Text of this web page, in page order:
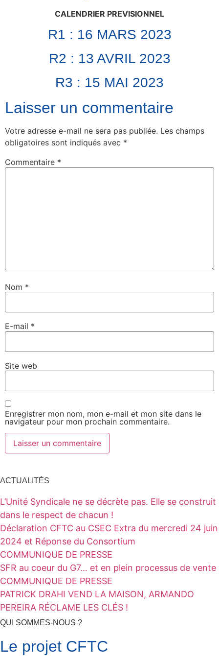
CALENDRIER PREVISIONNEL
R1 : 16 MARS 2023
R2 : 13 AVRIL 2023
R3 : 15 MAI 2023
Laisser un commentaire
Votre adresse e-mail ne sera pas publiée. Les champs
obligatoires sont indiqués avec *
Commentaire *
Nom *
E-mail *
Site web
Enregistrer mon nom, mon e-mail et mon site dans le
navigateur pour mon prochain commentaire.
ACTUALITÉS
L’Unité Syndicale ne se décrète pas. Elle se construit
dans le respect de chacun !
Déclaration CFTC au CSEC Extra du mercredi 24 juin
2024 et Réponse du Consortium
COMMUNIQUE DE PRESSE
SFR au coeur du G7… et en plein processus de vente
COMMUNIQUE DE PRESSE
PATRICK DRAHI VEND LA MAISON, ARMANDO
PEREIRA RÉCLAME LES CLÉS !
QUI SOMMES-NOUS ?
Le projet CFTC